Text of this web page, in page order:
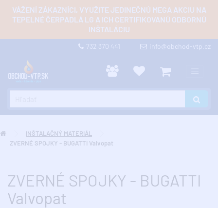
VÁŽENÍ ZÁKAZNÍCI, VYUŽITE JEDINEČNÚ MEGA AKCIU NA
TEPELNÉ ČERPADLÁ LG A ICH CERTIFIKOVANÚ ODBORNÚ
INŠTALÁCIU
732 370 441 info@obchod-vtp.cz
INŠTALAČNÝ MATERIÁL
ZVERNÉ SPOJKY - BUGATTI Valvopat
ZVERNÉ SPOJKY - BUGATTI
Valvopat